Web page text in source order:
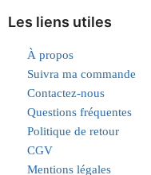
Les liens utiles
À propos
Suivra ma commande
Contactez-nous
Questions fréquentes
Politique de retour
CGV
Mentions légales